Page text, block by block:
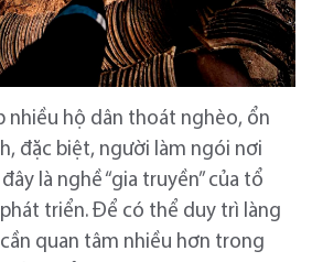
nhiều hộ dân thoát nghèo, ổn
đặc biệt, người làm ngói nơi
là nghề “gia truyền” của tổ
triển. Để có thể duy trì làng
quan tâm nhiều hơn trong